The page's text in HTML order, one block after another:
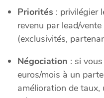
Priorités : privilégier
revenu par lead/
(exclusivités,
Négociation : si
euros/mois à un
amélioration de taux,